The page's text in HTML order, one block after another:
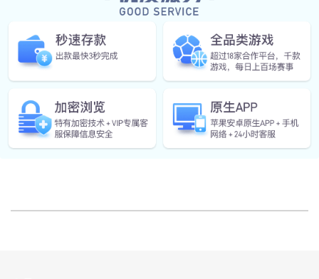
样品申请
CSC2E101是一款高度集成的、可灵活配置嵌入式控制器
机主板上的核心芯片，用于管理上述设备的开机/关机、休眠/
唤醒、低功耗、安全等，管理主板上串口、鼠标/键盘、
PD/TYPE-C、电压/温度监控等慢速设备，充当CPU和慢速设
备之间的桥梁。
详细信息，请联系VSport体育销售获取。